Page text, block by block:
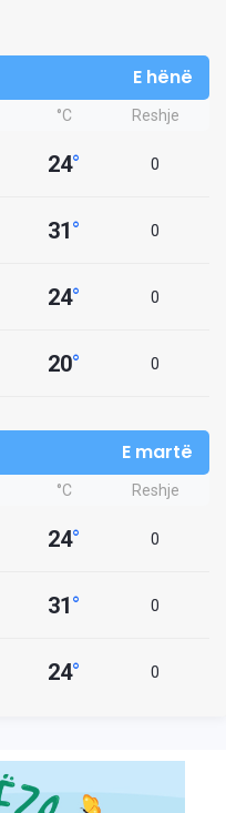
E hënë
°C Reshje
24° 0
31° 0
24° 0
20° 0
E martë
°C Reshje
24° 0
31° 0
24° 0